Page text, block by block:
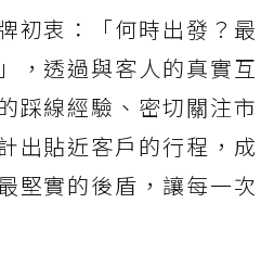
初衷：「何時出發？最
，透過與客人的真實互
踩線經驗、密切關注市
出貼近客戶的行程，成
堅實的後盾，讓每一次